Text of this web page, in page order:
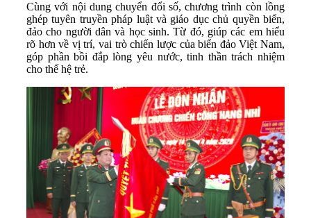
Cùng với nội dung chuyển đổi số, chương trình còn lồng
ghép tuyên truyền pháp luật và giáo dục chủ quyền biển,
đảo cho người dân và học sinh. Từ đó, giúp các em hiểu
rõ hơn về vị trí, vai trò chiến lược của biển đảo Việt Nam,
góp phần bồi đắp lòng yêu nước, tinh thần trách nhiệm
cho thế hệ trẻ.